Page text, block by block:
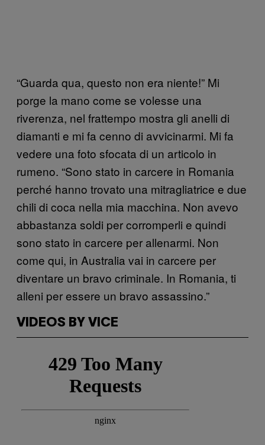
“Guarda qua, questo non era niente!” Mi
porge la mano come se volesse una
riverenza, nel frattempo mostra gli anelli di
diamanti e mi fa cenno di avvicinarmi. Mi fa
vedere una foto sfocata di un articolo in
rumeno. “Sono stato in carcere in Romania
perché hanno trovato una mitragliatrice e due
chili di coca nella mia macchina. Non avevo
abbastanza soldi per corromperli e quindi
sono stato in carcere per allenarmi. Non
come qui, in Australia vai in carcere per
diventare un bravo criminale. In Romania, ti
alleni per essere un bravo assassino.”
VIDEOS BY VICE